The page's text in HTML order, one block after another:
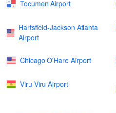
Tocumen Airport
Hartsfield-Jackson Atlanta
Airport
Chicago O'Hare Airport
Viru Viru Airport